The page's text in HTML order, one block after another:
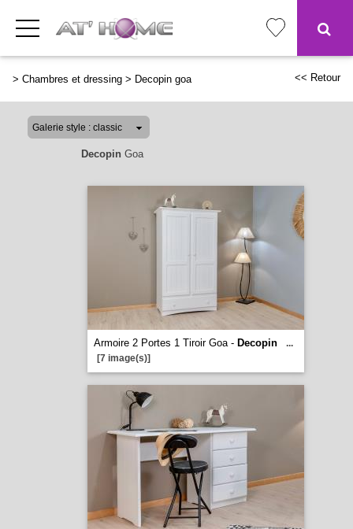
> Chambres et dressing > Decopin goa << Retour
Decopin Goa
Armoire 2 Portes 1 Tiroir Goa - Decopin
...
[7 image(s)]